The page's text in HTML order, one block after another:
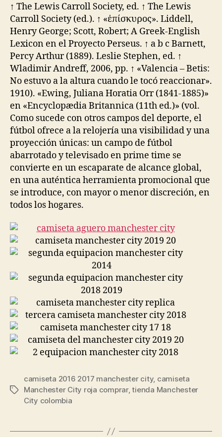
↑ The Lewis Carroll Society, ed. ↑ The Lewis
Carroll Society (ed.). ↑ «ἐπίσκυρος». Liddell,
Henry George; Scott, Robert; A Greek-English
Lexicon en el Proyecto Perseus. ↑ a b c Barnett,
Percy Arthur (1889). Leslie Stephen, ed. ↑
Wladimir Andreff, 2006, pp. ↑ «Valencia – Betis:
No estuvo a la altura cuando le tocó reaccionar».
1910). «Ewing, Juliana Horatia Orr (1841-1885)»
en «Encyclopædia Britannica (11th ed.)» (vol.
Como sucede con otros campos del deporte, el
fútbol ofrece a la relojería una visibilidad y una
proyección únicas: un campo de fútbol
abarrotado y televisado en prime time se
convierte en un escaparate de alcance global,
en una auténtica herramienta promocional que
se introduce, con mayor o menor discreción, en
todos los hogares.
Etiquetas
camiseta 2016 2017 manchester city, camiseta
Manchester City roja comprar,tienda Manchester
City colombia